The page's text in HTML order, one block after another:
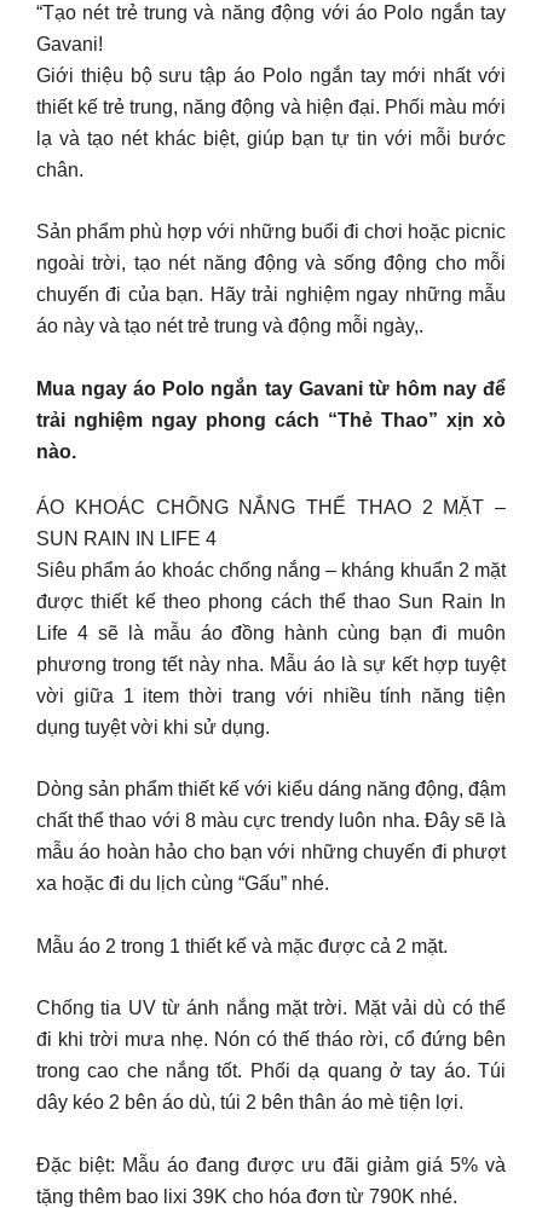
“Tạo nét trẻ trung và năng động với áo Polo ngắn tay
Gavani!
Giới thiệu bộ sưu tập áo Polo ngắn tay mới nhất với
thiết kế trẻ trung, năng động và hiện đại. Phối màu mới
lạ và tạo nét khác biệt, giúp bạn tự tin với mỗi bước
chân.
Sản phẩm phù hợp với những buổi đi chơi hoặc picnic
ngoài trời, tạo nét năng động và sống động cho mỗi
chuyến đi của bạn. Hãy trải nghiệm ngay những mẫu
áo này và tạo nét trẻ trung và động mỗi ngày,.
Mua ngay áo Polo ngắn tay Gavani từ hôm nay để
trải nghiệm ngay phong cách “Thẻ Thao” xịn xò
nào.
ÁO KHOÁC CHỐNG NẮNG THỂ THAO 2 MẶT –
SUN RAIN IN LIFE 4
Siêu phẩm áo khoác chống nắng – kháng khuẩn 2 mặt
được thiết kế theo phong cách thể thao Sun Rain In
Life 4 sẽ là mẫu áo đồng hành cùng bạn đi muôn
phương trong tết này nha. Mẫu áo là sự kết hợp tuyệt
vời giữa 1 item thời trang với nhiều tính năng tiện
dụng tuyệt vời khi sử dụng.
Dòng sản phẩm thiết kế với kiểu dáng năng động, đậm
chất thể thao với 8 màu cực trendy luôn nha. Đây sẽ là
mẫu áo hoàn hảo cho bạn với những chuyến đi phượt
xa hoặc đi du lịch cùng “Gấu” nhé.
Mẫu áo 2 trong 1 thiết kế và mặc được cả 2 mặt.
Chống tia UV từ ánh nắng mặt trời. Mặt vải dù có thể
đi khi trời mưa nhẹ. Nón có thế tháo rời, cổ đứng bên
trong cao che nắng tốt. Phối dạ quang ở tay áo. Túi
dây kéo 2 bên áo dù, túi 2 bên thân áo mè tiện lợi.
Đặc biệt: Mẫu áo đang được ưu đãi giảm giá 5% và
tặng thêm bao lixi 39K cho hóa đơn từ 790K nhé.